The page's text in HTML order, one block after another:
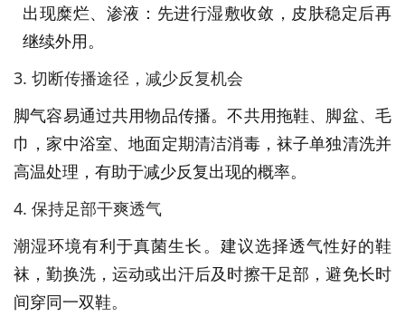
出现糜烂、渗液：先进行湿敷收敛，皮肤稳定后再
继续外用。
3. 切断传播途径，减少反复机会
脚气容易通过共用物品传播。不共用拖鞋、脚盆、毛
巾，家中浴室、地面定期清洁消毒，袜子单独清洗并
高温处理，有助于减少反复出现的概率。
4. 保持足部干爽透气
潮湿环境有利于真菌生长。建议选择透气性好的鞋
袜，勤换洗，运动或出汗后及时擦干足部，避免长时
间穿同一双鞋。